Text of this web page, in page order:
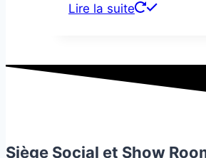
Lire la suite
Siège Social et Show